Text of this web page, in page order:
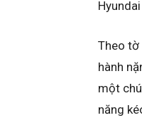
Theo tờ
hành
một
năng